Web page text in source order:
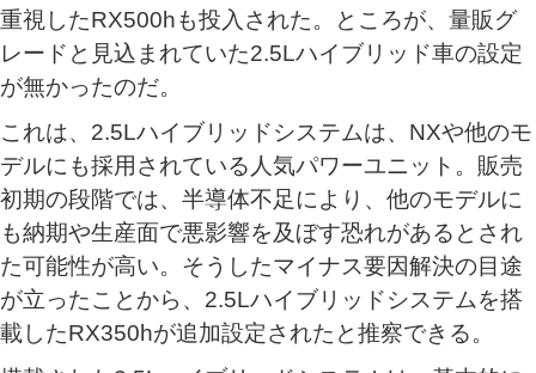
重視したRX500hも投入された。ところが、量販グ
レードと見込まれていた2.5Lハイブリッド車の設定
が無かったのだ。
これは、2.5Lハイブリッドシステムは、NXや他のモ
デルにも採用されている人気パワーユニット。販売
初期の段階では、半導体不足により、他のモデルに
も納期や生産面で悪影響を及ぼす恐れがあるとされ
た可能性が高い。そうしたマイナス要因解決の目途
が立ったことから、2.5Lハイブリッドシステムを搭
載したRX350hが追加設定されたと推察できる。